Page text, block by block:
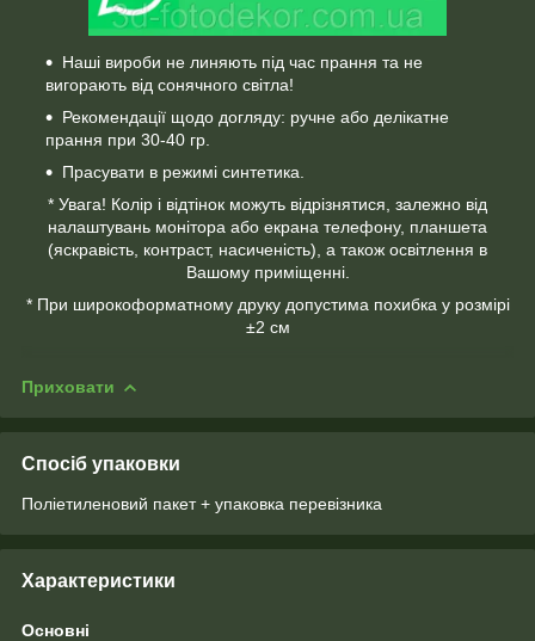
Наші вироби не линяють під час прання та не
вигорають від сонячного світла!
Рекомендації щодо догляду: ручне або делікатне
прання при 30-40 гр.
Прасувати в режимі синтетика.
* Увага! Колір і відтінок можуть відрізнятися, залежно від
налаштувань монітора або екрана телефону, планшета
(яскравість, контраст, насиченість), а також освітлення в
Вашому приміщенні.
* При широкоформатному друку допустима похибка у розмірі
±2 см
Приховати
Спосіб упаковки
Поліетиленовий пакет + упаковка перевізника
Характеристики
Основні